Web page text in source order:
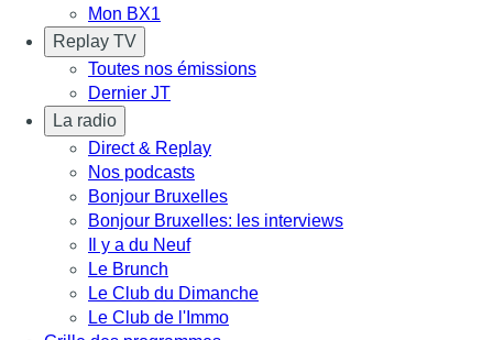
Mon BX1
Replay TV
Toutes nos émissions
Dernier JT
La radio
Direct & Replay
Nos podcasts
Bonjour Bruxelles
Bonjour Bruxelles: les interviews
Il y a du Neuf
Le Brunch
Le Club du Dimanche
Le Club de l'Immo